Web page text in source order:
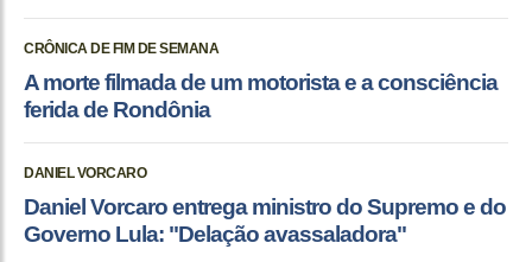
CRÔNICA DE FIM DE SEMANA
A morte filmada de um motorista e a consciência
ferida de Rondônia
DANIEL VORCARO
Daniel Vorcaro entrega ministro do Supremo e do
Governo Lula: "Delação avassaladora"